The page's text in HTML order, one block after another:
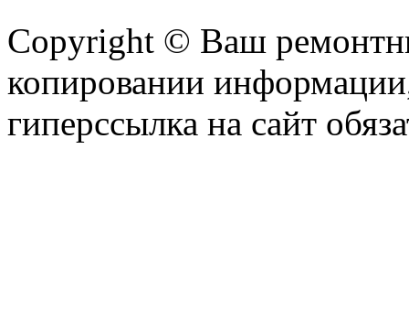
Copyright © Ваш
копировании
гиперссылка на сайт